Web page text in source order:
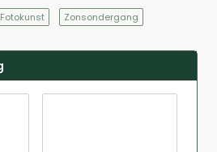
Fotokunst Zonsondergang